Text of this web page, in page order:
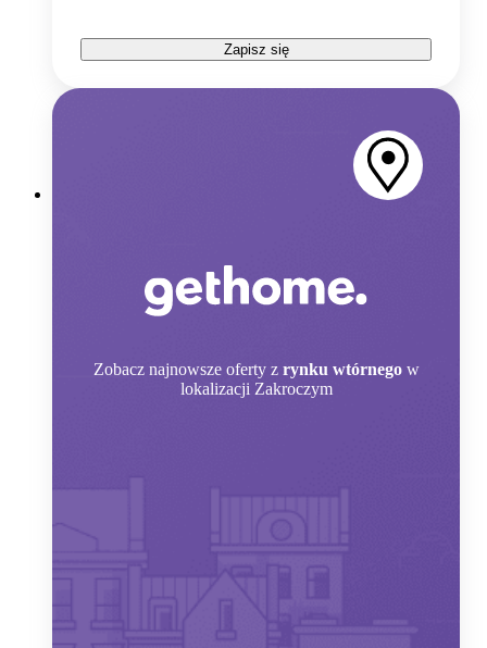
Zapisz się
Zobacz najnowsze oferty z rynku wtórnego w
lokalizacji Zakroczym